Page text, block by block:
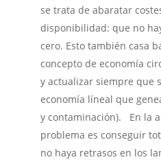
se trata de abaratar
disponibilidad: que no
cero. Esto también casa
concepto de economía
y actualizar siempre que
economía líneal que
y contaminación). En la
problema es conseguir
no haya retrasos en los